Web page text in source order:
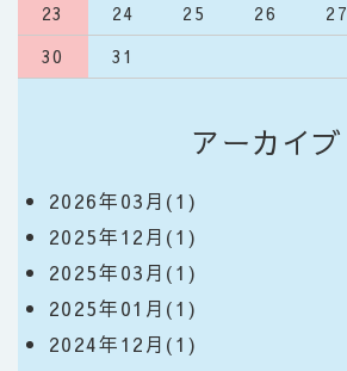
23
24 25 26 27
30
31
アーカイブ
2026年03月(1)
2025年12月(1)
2025年03月(1)
2025年01月(1)
2024年12月(1)